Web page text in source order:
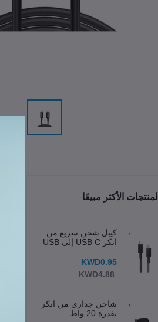
المنتجات الأكثر مبيعًا
كيبل شحن سريع من
انكر USB C إلى USB
KWD0.95
KWD4.88
شاحن جداري من انكر
بقدرة 20 واط